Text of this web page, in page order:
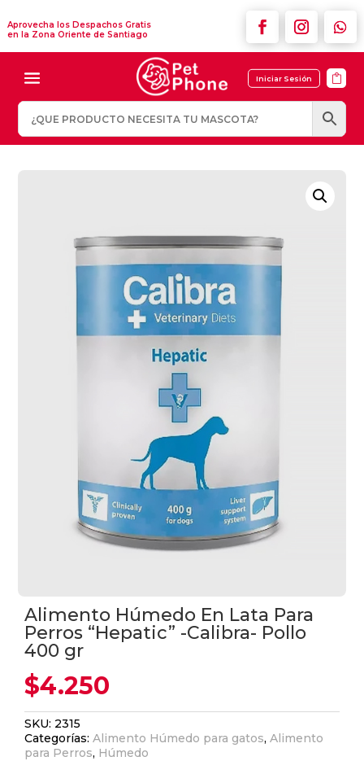
Aprovecha los Despachos Gratis
en la Zona Oriente de Santiago
Iniciar Sesión 
Alimento Húmedo En Lata Para
Perros “Hepatic” -Calibra- Pollo
400 gr
$4.250
SKU: 2315
Categorías:Alimento Húmedo para gatos,Alimento
para Perros, Húmedo